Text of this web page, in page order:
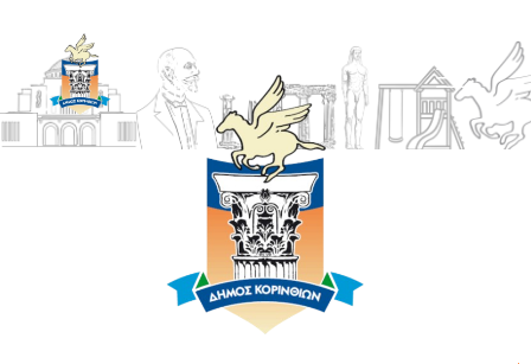
ΔΗΜΟΣ
ΚΟΡΙΝΘΙΩΝ